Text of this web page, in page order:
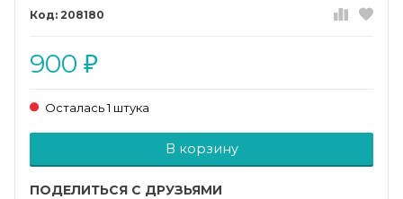
208180
900 ₽
Осталась 1 штука
В корзину
ПОДЕЛИТЬСЯ С ДРУЗЬЯМИ